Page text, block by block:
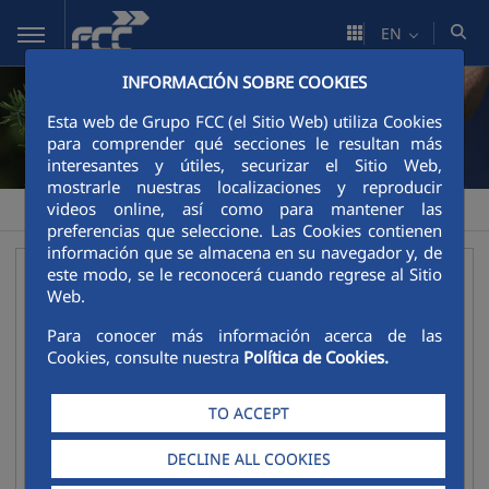
Skip to Main Content
INFORMACIÓN SOBRE COOKIES
Esta web de Grupo FCC (el Sitio Web) utiliza Cookies
para comprender qué secciones le resultan más
interesantes y útiles, securizar el Sitio Web,
mostrarle nuestras localizaciones y reproducir
videos online, así como para mantener las
preferencias que seleccione. Las Cookies contienen
información que se almacena en su navegador y, de
este modo, se le reconocerá cuando regrese al Sitio
Web.
Para conocer más información acerca de las
Cookies, consulte nuestra Política de Cookies.
TO ACCEPT
DECLINE ALL COOKIES
EN
FCC >Corporate Governance >Regulations
Regulations
Collapse
Sustainability Policy
Regulations of the General Meeting of Shareholders
Code of Tax Conduct
Company By-laws
Rules of the Electronic Shareholder Forum